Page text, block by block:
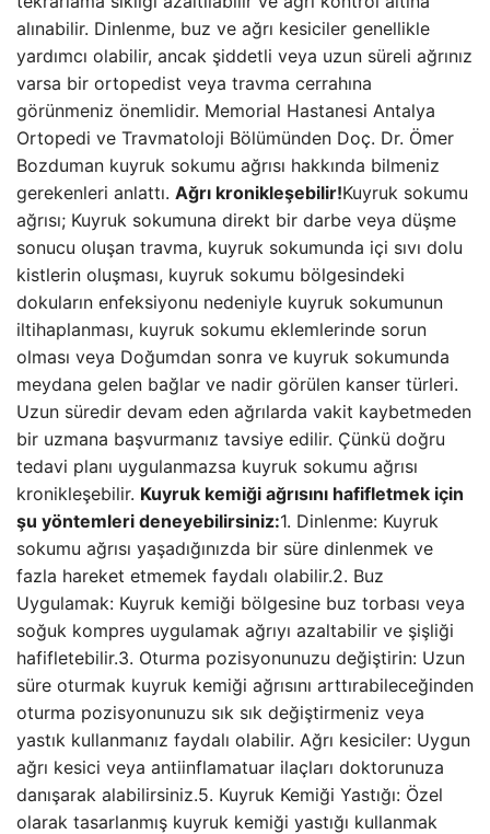
alınabilir. Dinlenme, buz ve ağrı kesiciler genellikle
yardımcı olabilir, ancak şiddetli veya uzun süreli ağrınız
varsa bir ortopedist veya travma cerrahına
görünmeniz önemlidir. Memorial Hastanesi Antalya
Ortopedi ve Travmatoloji Bölümünden Doç. Dr. Ömer
Bozduman kuyruk sokumu ağrısı hakkında bilmeniz
gerekenleri anlattı. Ağrı kronikleşebilir!Kuyruk sokumu
ağrısı; Kuyruk sokumuna direkt bir darbe veya düşme
sonucu oluşan travma, kuyruk sokumunda içi sıvı dolu
kistlerin oluşması, kuyruk sokumu bölgesindeki
dokuların enfeksiyonu nedeniyle kuyruk sokumunun
iltihaplanması, kuyruk sokumu eklemlerinde sorun
olması veya Doğumdan sonra ve kuyruk sokumunda
meydana gelen bağlar ve nadir görülen kanser türleri.
Uzun süredir devam eden ağrılarda vakit kaybetmeden
bir uzmana başvurmanız tavsiye edilir. Çünkü doğru
tedavi planı uygulanmazsa kuyruk sokumu ağrısı
kronikleşebilir. Kuyruk kemiği ağrısını hafifletmek için
şu yöntemleri deneyebilirsiniz:1. Dinlenme: Kuyruk
sokumu ağrısı yaşadığınızda bir süre dinlenmek ve
fazla hareket etmemek faydalı olabilir.2. Buz
Uygulamak: Kuyruk kemiği bölgesine buz torbası veya
soğuk kompres uygulamak ağrıyı azaltabilir ve şişliği
hafifletebilir.3. Oturma pozisyonunuzu değiştirin: Uzun
süre oturmak kuyruk kemiği ağrısını arttırabileceğinden
oturma pozisyonunuzu sık sık değiştirmeniz veya
yastık kullanmanız faydalı olabilir. Ağrı kesiciler: Uygun
ağrı kesici veya antiinflamatuar ilaçları doktorunuza
danışarak alabilirsiniz.5. Kuyruk Kemiği Yastığı: Özel
olarak tasarlanmış kuyruk kemiği yastığı kullanmak